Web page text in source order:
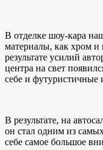
В отделке шоу-кара
материалы, как хром
результате усилий
центра на свет
себе и футуристичные
В результате, на
он стал одним из
себе самое большое